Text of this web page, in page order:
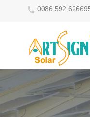
0086 592